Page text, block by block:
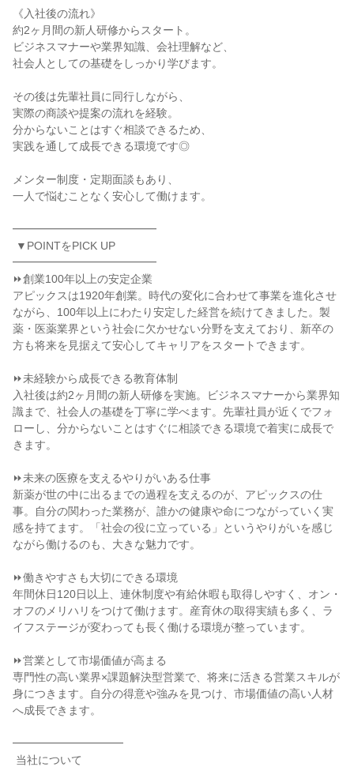
《入社後の流れ》
約2ヶ月間の新人研修からスタート。
ビジネスマナーや業界知識、会社理解など、
社会人としての基礎をしっかり学びます。
その後は先輩社員に同行しながら、
実際の商談や提案の流れを経験。
分からないことはすぐ相談できるため、
実践を通して成長できる環境です◎
メンター制度・定期面談もあり、
一人で悩むことなく安心して働けます。
━━━━━━━━━━━━━
━━━━━━━━━━━━━
⏩創業100年以上の安定企業
アピックスは1920年創業。時代の変化に合わせて事業を進化させ
ながら、100年以上にわたり安定した経営を続けてきました。製
薬・医薬業界という社会に欠かせない分野を支えており、新卒の
方も将来を見据えて安心してキャリアをスタートできます。
⏩未経験から成長できる教育体制
入社後は約2ヶ月間の新人研修を実施。ビジネスマナーから業界知
識まで、社会人の基礎を丁寧に学べます。先輩社員が近くでフォ
ローし、分からないことはすぐに相談できる環境で着実に成長で
きます。
⏩未来の医療を支えるやりがいある仕事
新薬が世の中に出るまでの過程を支えるのが、アピックスの仕
事。自分の関わった業務が、誰かの健康や命につながっていく実
感を持てます。「社会の役に立っている」というやりがいを感じ
ながら働けるのも、大きな魅力です。
⏩働きやすさも大切にできる環境
年間休日120日以上、連休制度や有給休暇も取得しやすく、オン・
オフのメリハリをつけて働けます。産育休の取得実績も多く、ラ
イフステージが変わっても長く働ける環境が整っています。
⏩営業として市場価値が高まる
専門性の高い業界×課題解決型営業で、将来に活きる営業スキルが
身につきます。自分の得意や強みを見つけ、市場価値の高い人材
へ成長できます。
━━━━━━━━━━